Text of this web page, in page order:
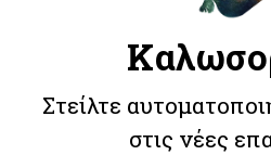
Στείλτε
στις νέες